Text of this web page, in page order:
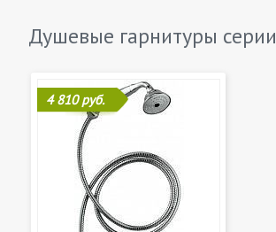
Душевые гарнитуры серии
4 810 руб.